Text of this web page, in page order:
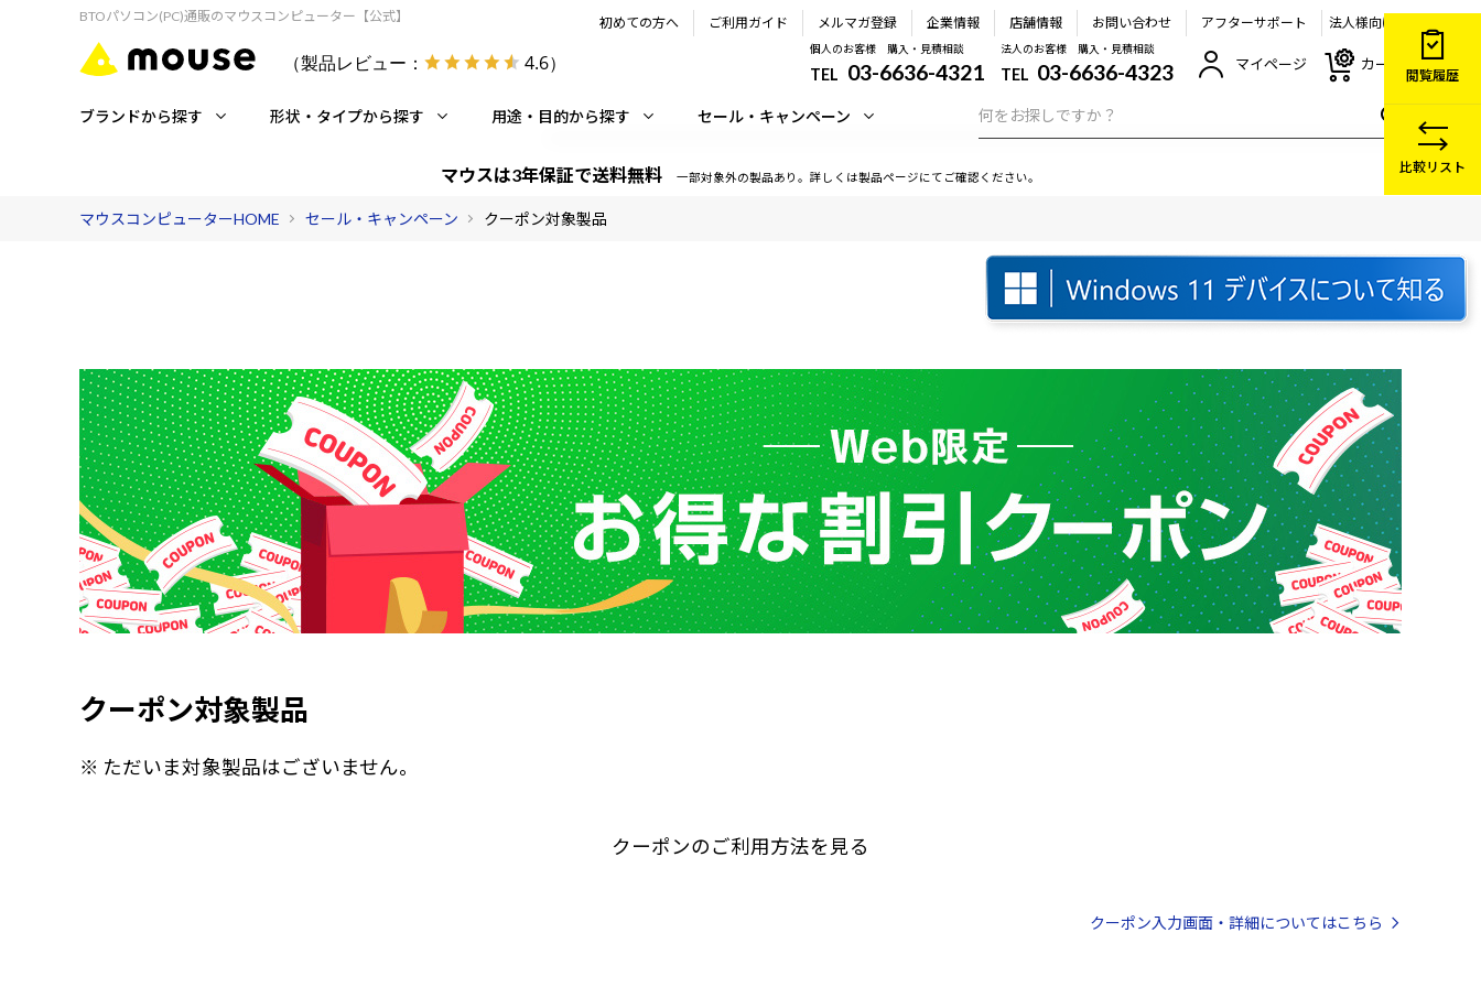
BTOパソコン(PC)通販のマウスコンピューター【公式】
（製品レビュー： 4.6）
初めての方へ ご利用ガイド メルマガ登録 企業情報 店舗情報 お問い合わせ アフターサポート 法人様向け
個人のお客様 購入・見積相談
TEL 03-6636-4321
法人のお客様 購入・見積相談
TEL 03-6636-4323 マイページ カート
ブランドから探す 形状・タイプから探す 用途・目的から探す セール・キャンペーン
マウスは3年保証で送料無料 一部対象外の製品あり。詳しくは製品ページにてご確認ください。
マウスコンピューターHOME セール・キャンペーン クーポン対象製品
クーポン対象製品
※ ただいま対象製品はございません。
クーポンのご利用方法を見る
クーポン入力画面・詳細についてはこちら
閲覧履歴
比較リスト